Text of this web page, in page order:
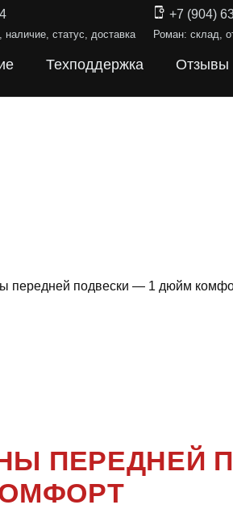
статус, доставка
+7 (904)
Роман: склад,
Техподдержка Отзывы
передней подвески — 1 дюйм